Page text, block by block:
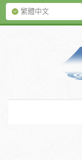
繁體中文